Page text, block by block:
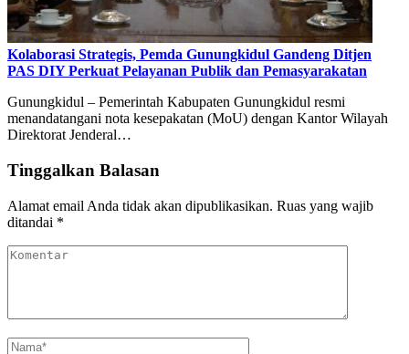
Kolaborasi Strategis, Pemda Gunungkidul Gandeng Ditjen
PAS DIY Perkuat Pelayanan Publik dan Pemasyarakatan
Gunungkidul – Pemerintah Kabupaten Gunungkidul resmi
menandatangani nota kesepakatan (MoU) dengan Kantor Wilayah
Direktorat Jenderal…
Tinggalkan Balasan
Alamat email Anda tidak akan dipublikasikan. Ruas yang wajib
ditandai *